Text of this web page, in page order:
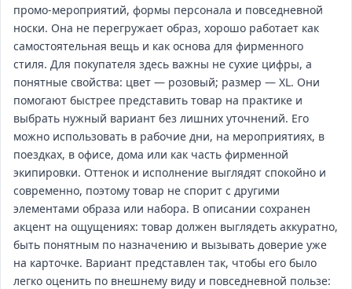
промо‑мероприятий, формы персонала и повседневной
носки. Она не перегружает образ, хорошо работает как
самостоятельная вещь и как основа для фирменного
стиля. Для покупателя здесь важны не сухие цифры, а
понятные свойства: цвет — розовый; размер — XL. Они
помогают быстрее представить товар на практике и
выбрать нужный вариант без лишних уточнений. Его
можно использовать в рабочие дни, на мероприятиях, в
поездках, в офисе, дома или как часть фирменной
экипировки. Оттенок и исполнение выглядят спокойно и
современно, поэтому товар не спорит с другими
элементами образа или набора. В описании сохранен
акцент на ощущениях: товар должен выглядеть аккуратно,
быть понятным по назначению и вызывать доверие уже
на карточке. Вариант представлен так, чтобы его было
легко оценить по внешнему виду и повседневной пользе: